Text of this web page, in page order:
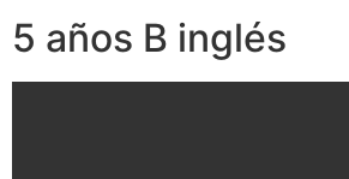
5 años B inglés